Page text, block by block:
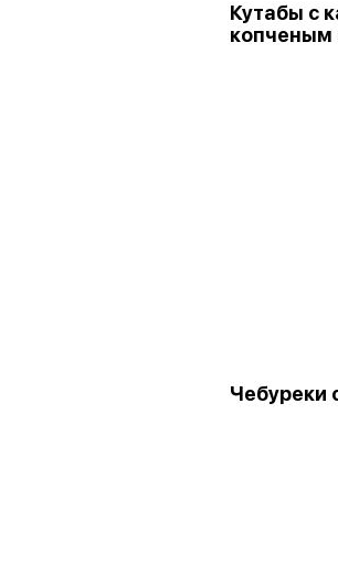
Кутабы с
копченым
Чебуреки